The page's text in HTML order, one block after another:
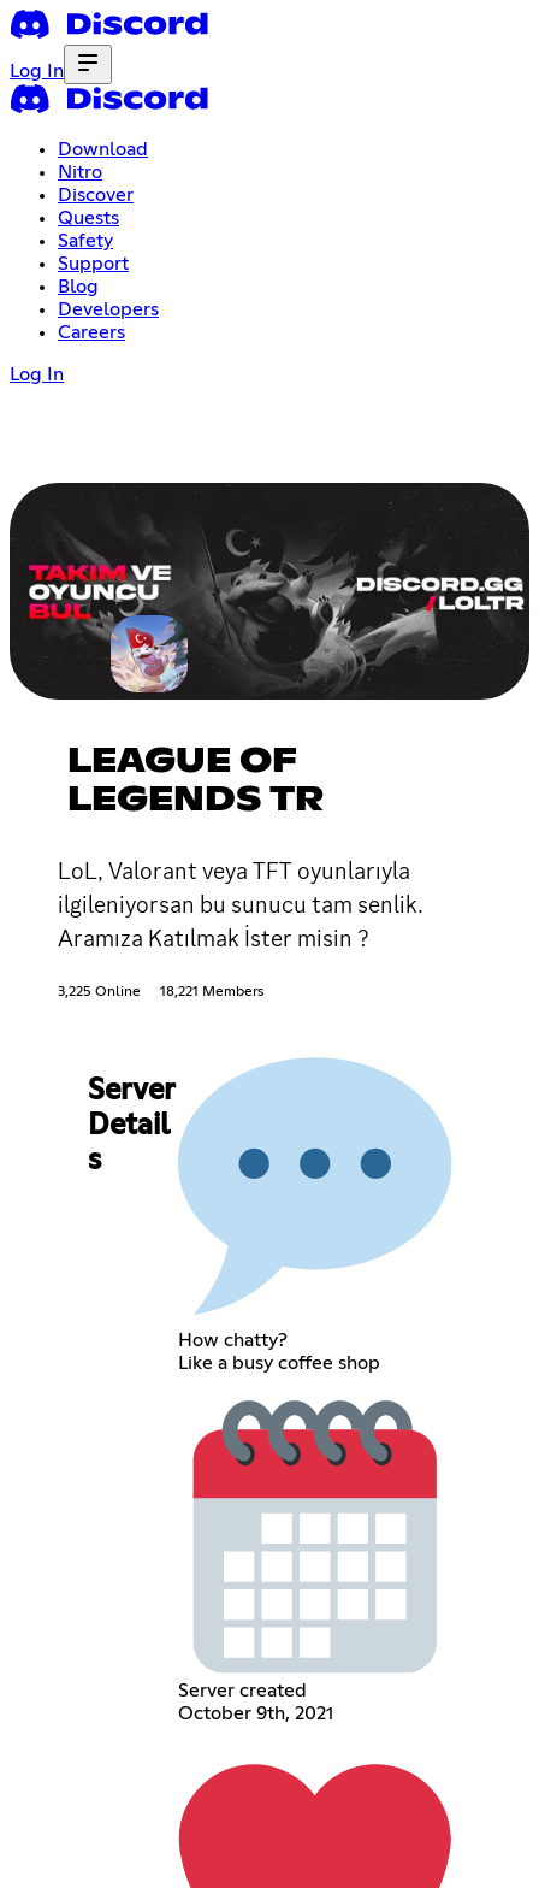
Log In
Download
Nitro
Discover
Quests
Safety
Support
Blog
Developers
Careers
Log In
LEAGUE OF
LEGENDS TR
LoL, Valorant veya TFT oyunlarıyla
ilgileniyorsan bu sunucu tam senlik.
Aramıza Katılmak İster misin ?
3,225 Online 18,221 Members
Server
Detail
s
How chatty?
Like a busy coffee shop
Server created
October 9th, 2021